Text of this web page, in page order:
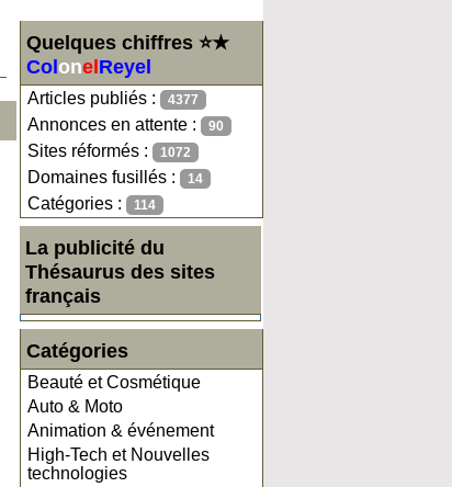
Quelques chiffres ⭐★
Col onel Reyel
Articles publiés : 4377
Annonces en attente : 90
Sites réformés : 1072
Domaines fusillés : 14
Catégories : 114
La publicité du
Thésaurus des sites
français
Catégories
Beauté et Cosmétique
Auto & Moto
Animation & événement
High-Tech et Nouvelles
technologies